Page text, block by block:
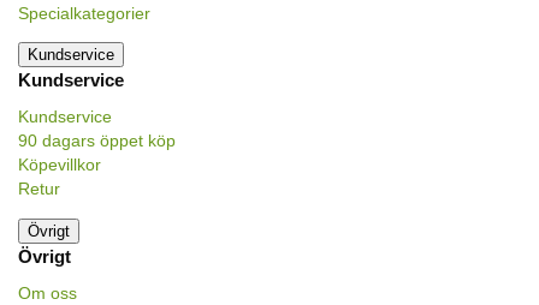
Specialkategorier
Kundservice
Kundservice
Kundservice
90 dagars öppet köp
Köpevillkor
Retur
Övrigt
Övrigt
Om oss